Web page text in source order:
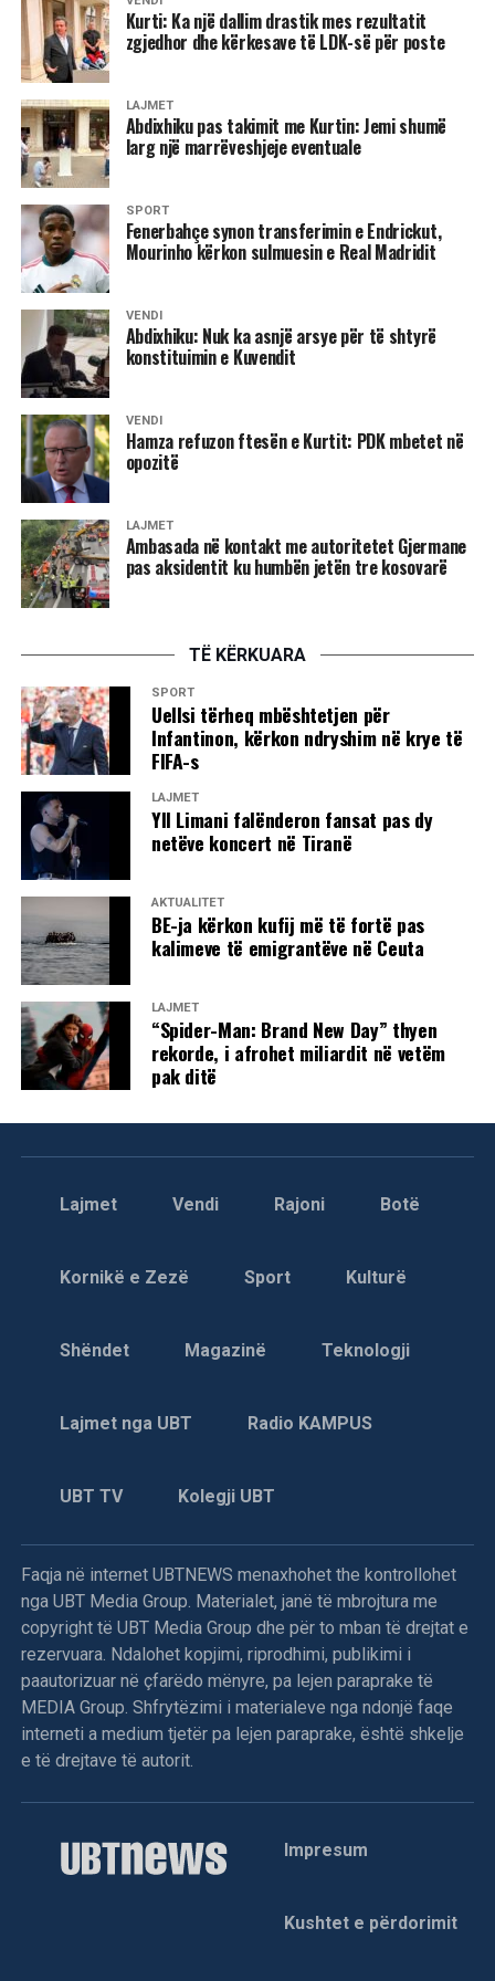
Oferta e dhjetorit që LDK të merr jo kryetarit e Kuvendit,
por zvkryeministrin dhe disa ministri nuk është e
mjaftueshme, nuk është e dinjitetshme as për të dhënë
tillë, nëse e doni LDK-në në qeverisje atëherë LDK duhet
të jetë e përfaqësuar”, deklaroi Abdixhiku. /Ekonomia
Online/
Kurti: Ka një dallim drastik mes rezultatit
zgjedhor dhe kërkesave të LDK-së për poste
LAJMET
Abdixhiku pas takimit me Kurtin: Jemi shumë
larg një marrëveshjeje eventuale
SPORT
Fenerbahçe synon transferimin e Endrickut,
Mourinho kërkon sulmuesin e Real Madridit
VENDI
Abdixhiku: Nuk ka asnjë arsye për të shtyrë
konstituimin e Kuvendit
VENDI
Hamza refuzon ftesën e Kurtit: PDK mbetet në
opozitë
LAJMET
Ambasada në kontakt me autoritetet Gjermane
pas aksidentit ku humbën jetën tre kosovarë
TË KËRKUARA
SPORT
Uellsi tërheq mbështetjen për
Infantinon, kërkon ndryshim në krye të
FIFA-s
LAJMET
Yll Limani falënderon fansat pas dy
netëve koncert në Tiranë
AKTUALITET
BE-ja kërkon kufij më të fortë pas
kalimeve të emigrantëve në Ceuta
LAJMET
“Spider-Man: Brand New Day” thyen
rekorde, i afrohet miliardit në vetëm
pak ditë
Lajmet Vendi Rajoni Botë
Kornikë e Zezë Sport Kulturë
Shëndet Magazinë Teknologji
Lajmet nga UBT Radio KAMPUS
UBT TV Kolegji UBT
Faqja në internet UBTNEWS menaxhohet the kontrollohet
nga UBT Media Group. Materialet, janë të mbrojtura me
copyright të UBT Media Group dhe për to mban të drejtat e
rezervuara. Ndalohet kopjimi, riprodhimi, publikimi i
paautorizuar në çfarëdo mënyre, pa lejen paraprake të
MEDIA Group. Shfrytëzimi i materialeve nga ndonjë faqe
interneti a medium tjetër pa lejen paraprake, është shkelje
e të drejtave të autorit.
Impresum
Kushtet e përdorimit